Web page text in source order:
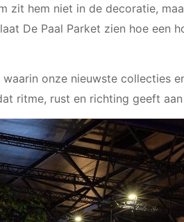
zit hem niet in de decoratie,
De Paal Parket zien hoe een
onze nieuwste collecties
ritme, rust en richting geeft